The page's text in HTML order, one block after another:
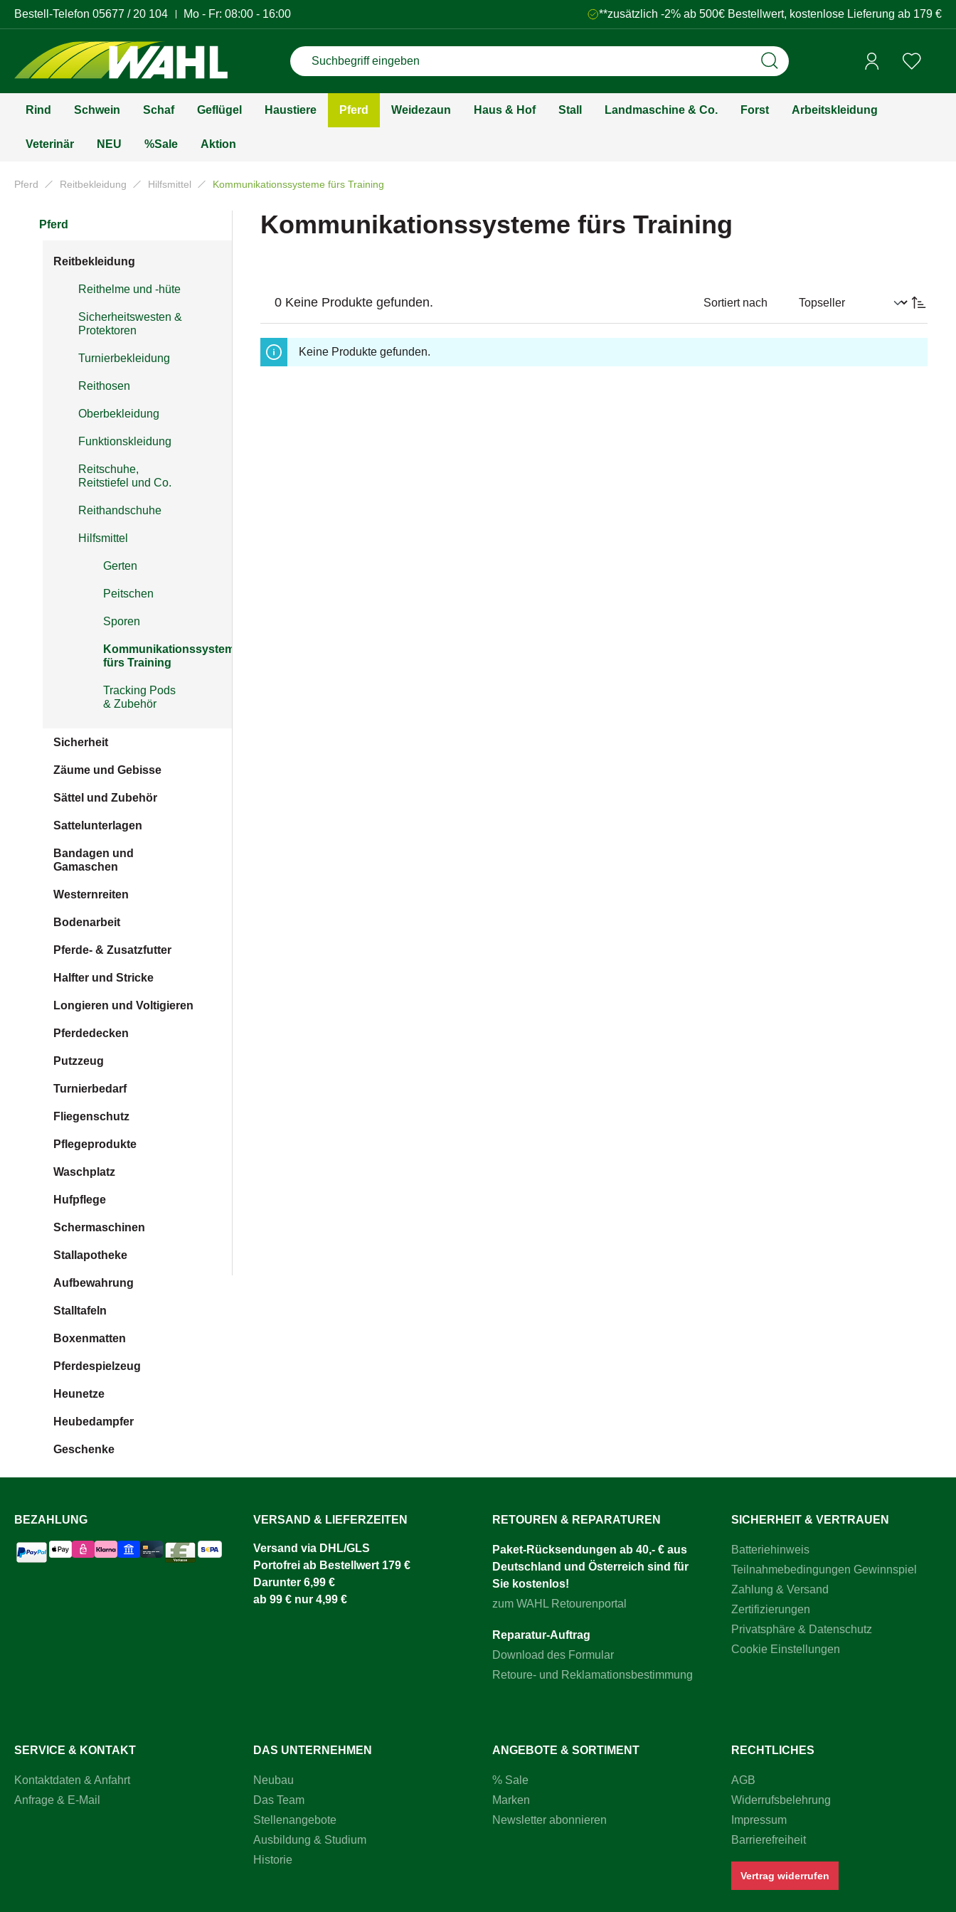
Bestell-Telefon 05677 / 20 104 Mo - Fr: 08:00 - 16:00 **zusätzlich -2% ab 500€ Bestellwert, kostenlose Lieferung ab 179 €
Rind Schwein Schaf Geflügel Haustiere Pferd Weidezaun Haus & Hof Stall Landmaschine & Co. Forst Arbeitskleidung
Veterinär NEU %Sale Aktion
Pferd Reitbekleidung Hilfsmittel Kommunikationssysteme fürs Training
Pferd
Reitbekleidung
Reithelme und -hüte
Sicherheitswesten &
Protektoren
Turnierbekleidung
Reithosen
Oberbekleidung
Funktionskleidung
Reitschuhe,
Reitstiefel und Co.
Reithandschuhe
Hilfsmittel
Gerten
Peitschen
Sporen
Kommunikationssysteme
fürs Training
Tracking Pods
& Zubehör
Sicherheit
Zäume und Gebisse
Sättel und Zubehör
Sattelunterlagen
Bandagen und
Gamaschen
Westernreiten
Bodenarbeit
Pferde- & Zusatzfutter
Halfter und Stricke
Longieren und Voltigieren
Pferdedecken
Putzzeug
Turnierbedarf
Fliegenschutz
Pflegeprodukte
Waschplatz
Hufpflege
Schermaschinen
Stallapotheke
Aufbewahrung
Stalltafeln
Boxenmatten
Pferdespielzeug
Heunetze
Heubedampfer
Geschenke
Kommunikationssysteme fürs Training
0 Keine Produkte gefunden. Sortiert nach
Keine Produkte gefunden.
BEZAHLUNG VERSAND & LIEFERZEITEN
Versand via DHL/GLS ​
Portofrei ab Bestellwert 179 €
Darunter 6,99 €
ab 99 € nur 4,99 €
RETOUREN & REPARATUREN
Paket-Rücksendungen ab 40,- € aus
Deutschland und Österreich sind für
Sie kostenlos!
zum WAHL Retourenportal
Reparatur-Auftrag
Download des Formular
Retoure- und Reklamationsbestimmung
SICHERHEIT & VERTRAUEN
Batteriehinweis
Teilnahmebedingungen Gewinnspiel
Zahlung & Versand
Zertifizierungen
Privatsphäre & Datenschutz
Cookie Einstellungen
SERVICE & KONTAKT
Kontaktdaten & Anfahrt
Anfrage & E-Mail
DAS UNTERNEHMEN
Neubau
Das Team
Stellenangebote
Ausbildung & Studium
Historie
ANGEBOTE & SORTIMENT
% Sale
Marken
Newsletter abonnieren
RECHTLICHES
AGB
Widerrufsbelehrung
Impressum
Barrierefreiheit
Vertrag widerrufen